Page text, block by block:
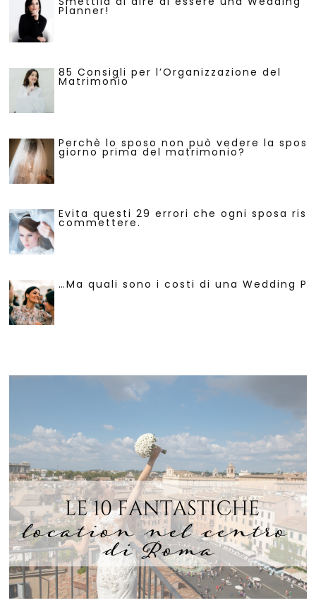
Planner!
85 Consigli per l’Organizzazione del
Matrimonio
Perchè lo sposo non può vedere la
giorno prima del matrimonio?
Evita questi 29 errori che ogni sposa
commettere.
…Ma quali sono i costi di una Wedding